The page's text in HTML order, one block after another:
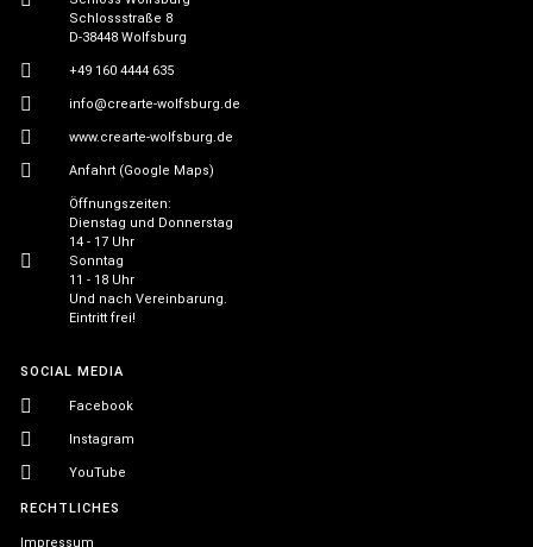
SOCIAL MEDIA
Facebook
Instagram
YouTube
RECHTLICHES
Impressum
Schlossstraße 8
D-38448 Wolfsburg
+49 160 4444 635
info@crearte-wolfsburg.de
www.crearte-wolfsburg.de
Anfahrt (Google Maps)
Öffnungszeiten:
Dienstag und Donnerstag
14 - 17 Uhr
Sonntag
11 - 18 Uhr
Und nach Vereinbarung.
Eintritt frei!